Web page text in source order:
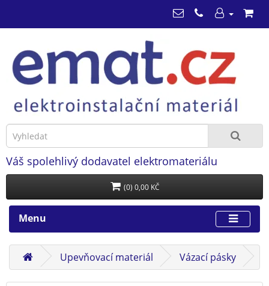
Váš spolehlivý dodavatel elektromateriálu
(0) 0,00 KČ
Menu
Upevňovací materiál Vázací pásky